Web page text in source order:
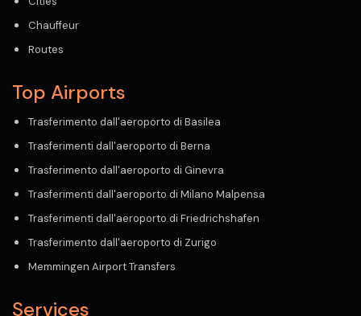
Chauffeur
Routes
Top Airports
Trasferimento dall'aeroporto di Basilea
Trasferimenti dall'aeroporto di Berna
Trasferimento dall'aeroporto di Ginevra
Trasferimenti dall'aeroporto di Milano Malpensa
Trasferimenti dall'aeroporto di Friedrichshafen
Trasferimento dall'aeroporto di Zurigo
Memmingen Airport Transfers
Services